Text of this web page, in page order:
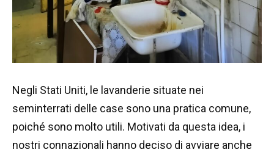
Negli Stati Uniti, le lavanderie situate nei
seminterrati delle case sono una pratica comune,
poiché sono molto utili. Motivati da questa idea, i
nostri connazionali hanno deciso di avviare anche